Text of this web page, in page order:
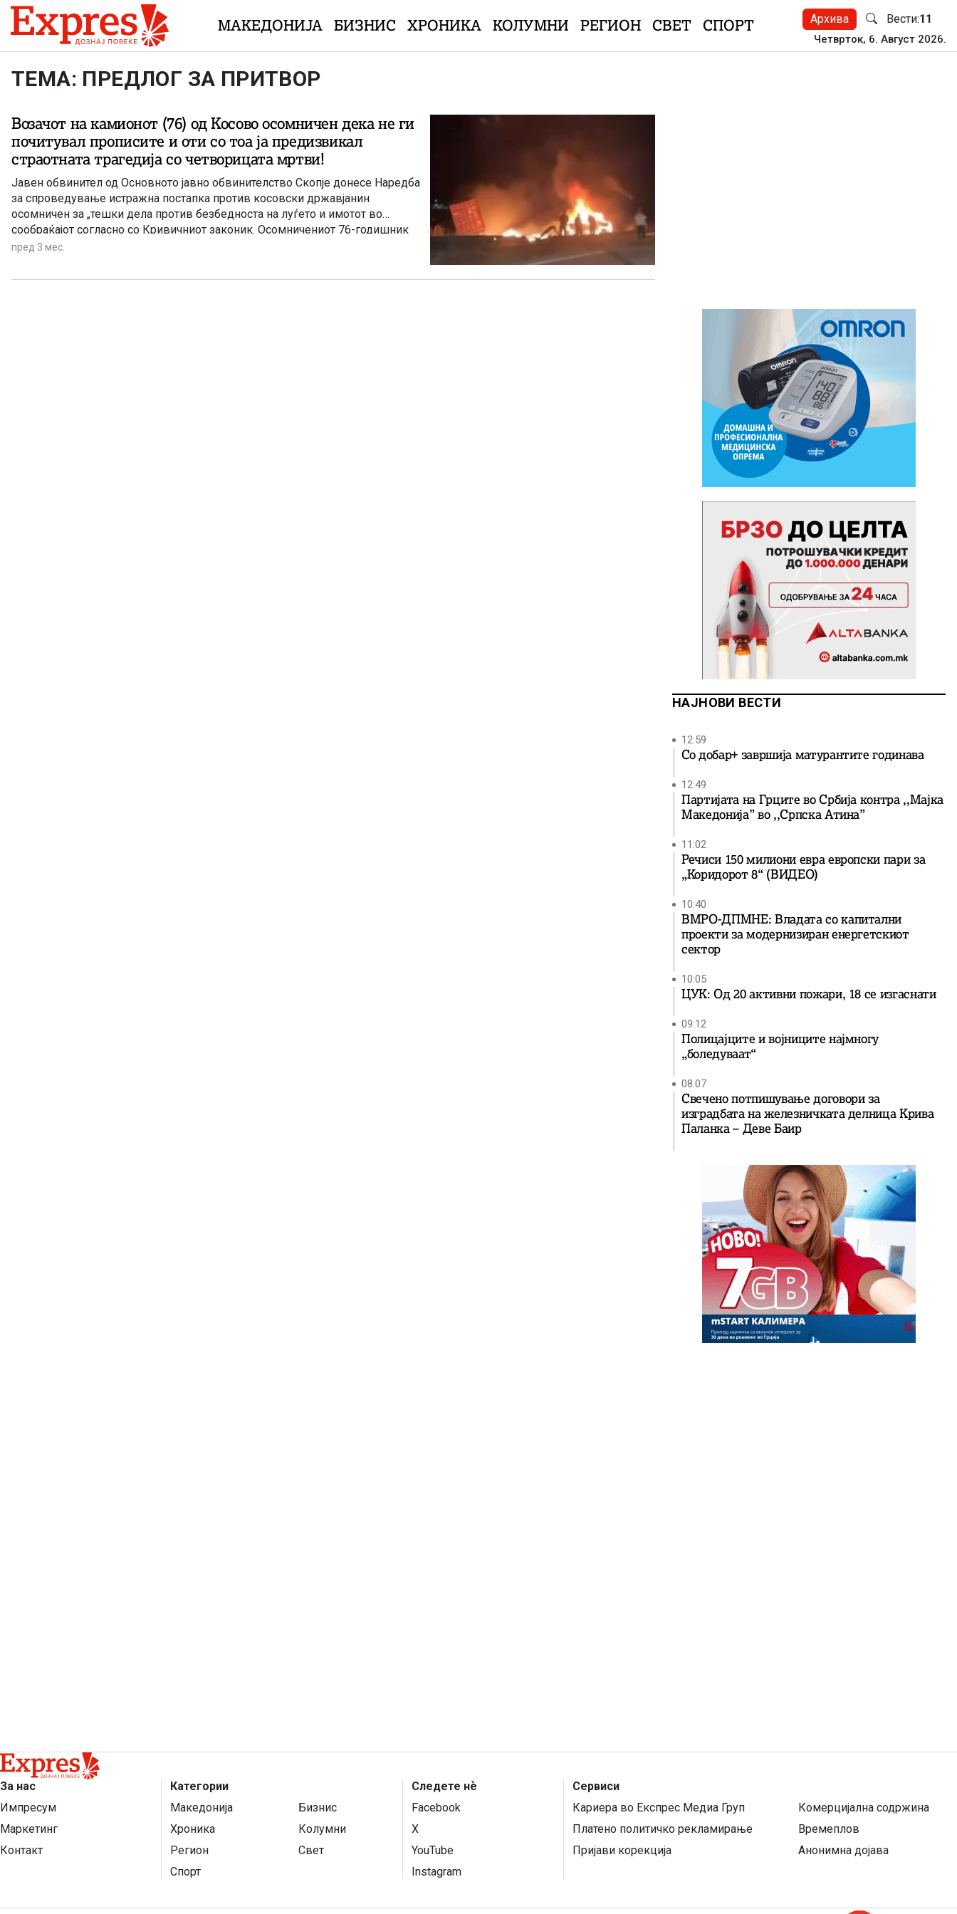
Skip to content
МАКЕДОНИЈА БИЗНИС ХРОНИКА КОЛУМНИ РЕГИОН СВЕТ СПОРТ Архива Вести:11
Четврток, 6. Август 2026.
ТЕМА: ПРЕДЛОГ ЗА ПРИТВОР
Возачот на камионот (76) од Косово осомничен дека не ги
почитувал прописите и оти со тоа ја предизвикал
страотната трагедија со четворицата мртви!
Јавен обвинител од Основното јавно обвинителство Скопје донесе Наредба
за спроведување истражна постапка против косовски државјанин
осомничен за „тешки дела против безбедноста на луѓето и имотот во
сообраќајот согласно со Кривичниот законик. Осомничениот 76-годишник
управувал товарно возилo МАН со прикачена полуприколка со косовски
од запад кон исток.
пред 3 мес.
НАЈНОВИ ВЕСТИ
12:59
Со добар+ завршија матурантите годинава
12:49
Партијата на Грците во Србија контра ,,Мајка
Македонија” во ,,Српска Атина”
11:02
Речиси 150 милиони евра европски пари за
„Коридорот 8“ (ВИДЕО)
10:40
ВМРО-ДПМНЕ: Владата со капитални
проекти за модернизиран енергетскиот
сектор
10:05
ЦУК: Од 20 активни пожари, 18 се изгаснати
09:12
Полицајците и војниците најмногу
„боледуваат“
08:07
Свечено потпишување договори за
изградбата на железничката делница Крива
Паланка – Деве Баир
За нас
Импресум
Маркетинг
Контакт
Категории
Македонија
Бизнис
Хроника
Колумни
Регион
Свет
Спорт
Следете нѐ
Facebook
X
YouTube
Instagram
Сервиси
Кариера во Експрес Медиа Груп
Комерцијална содржина
Платено политичко рекламирање
Времеплов
Пријави корекција
Анонимна дојава